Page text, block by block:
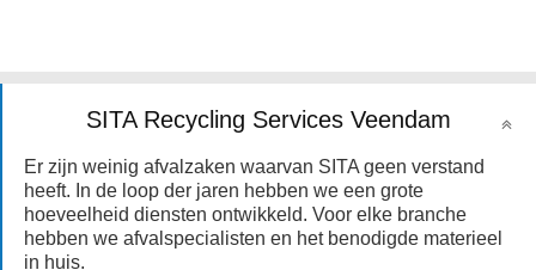
SITA Recycling Services Veendam
Er zijn weinig afvalzaken waarvan SITA geen verstand
heeft. In de loop der jaren hebben we een grote
hoeveelheid diensten ontwikkeld. Voor elke branche
hebben we afvalspecialisten en het benodigde materieel
in huis.